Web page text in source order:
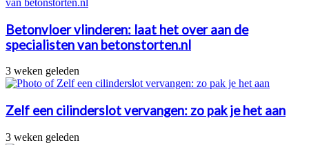
Betonvloer vlinderen: laat het over aan de
specialisten van betonstorten.nl
3 weken geleden
Zelf een cilinderslot vervangen: zo pak je het aan
3 weken geleden